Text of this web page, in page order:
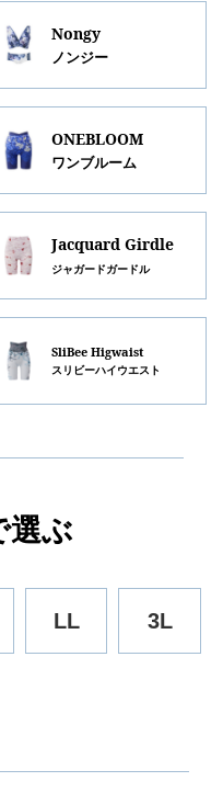
Nongy
ノンジー
ONEBLOOM
ワンブルーム
Jacquard Girdle
ジャガードガードル
SliBee Higwaist
スリビーハイウエスト
選ぶ
LL 3L